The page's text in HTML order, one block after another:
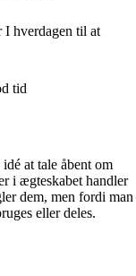
hverdagen til at
tid
at tale åbent om
i ægteskabet handler
dem, men fordi man
eller deles.